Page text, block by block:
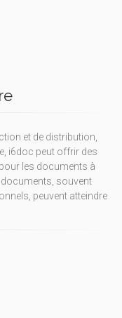
et de distribution,
i6doc peut offrir des
les documents à
souvent
peuvent atteindre